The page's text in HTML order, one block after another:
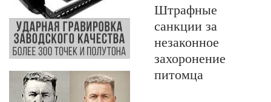
Штрафные
санкции за
незаконное
захоронение
питомца